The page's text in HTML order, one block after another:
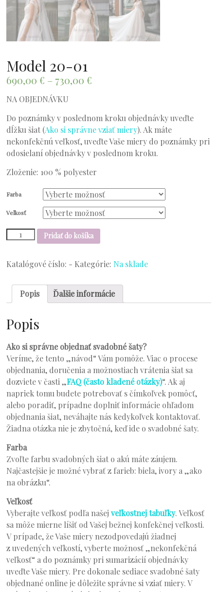
Model 20-01
690,00€ – 730,00€
NA OBJEDNÁVKU
Do poznámky v poslednom kroku objednávky uveďte
dĺžku šiat (Ako si správne vziať miery). Ak máte
nekonfekčnú veľkosť, uveďte Vaše miery do poznámky pri
odosielaní objednávky v poslednom kroku.
Zloženie: 100 % polyester
Farba
Veľkosť
množstvo
Model
01
Pridať do košíka
Katalógové číslo: - Kategórie: Na sklade
Popis Ďalšie informácie
Popis
Ako si správne objednať svadobné šaty?
Veríme, že tento „návod“ Vám pomôže. Viac o procese
objednania, doručenia a možnostiach vrátenia šiat sa
dozviete v časti „FAQ (často kladené otázky)“. Ak aj
napriek tomu budete potrebovať s čímkoľvek pomôcť,
alebo poradiť, prípadne doplniť informácie ohľadom
objednania šiat, neváhajte nás kedykoľvek kontaktovať.
Žiadna otázka nie je zbytočná, keď ide o svadobné šaty.
Farba
Zvoľte farbu svadobných šiat o akú máte záujem.
Najčastejšie je možné vybrať z farieb: biela, ivory a „ako
na obrázku“.
Veľkosť
Vyberajte veľkosť podľa našejveľkostnej tabuľky. Veľkosť
sa môže mierne líšiť od Vašej bežnej konfekčnej veľkosti.
V prípade, že Vaše miery nezodpovedajú žiadnej
z uvedených veľkostí, vyberte možnosť „nekonfekčná
veľkosť“ a do poznámky pri sumarizácií objednávky
uveďte Vaše miery. Pre dokonale sediace svadobné šaty
objednané online je dôležite správne si vziať miery. V